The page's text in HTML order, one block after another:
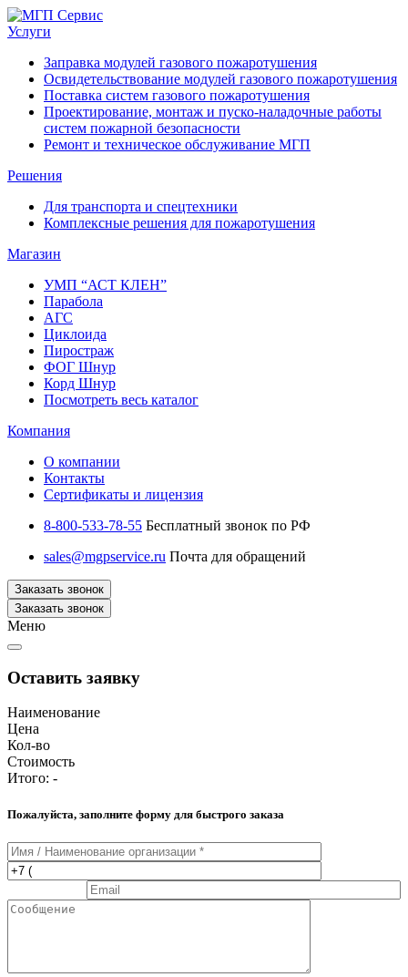
Услуги
Заправка модулей газового пожаротушения
Освидетельствование модулей газового пожаротушения
Поставка систем газового пожаротушения
Проектирование, монтаж и пуско-наладочные работы
систем пожарной безопасности
Ремонт и техническое обслуживание МГП
Решения
Для транспорта и спецтехники
Комплексные решения для пожаротушения
Магазин
УМП “АСТ КЛЕН”
Парабола
АГС
Циклоида
Пиростраж
ФОГ Шнур
Корд Шнур
Посмотреть весь каталог
Компания
О компании
Контакты
Сертификаты и лицензия
8-800-533-78-55 Бесплатный звонок по РФ
sales@mgpservice.ru Почта для обращений
Заказать звонок
Заказать звонок
Меню
Оставить заявку
Наименование
Цена
Кол-во
Стоимость
Итого: -
Пожалуйста, заполните форму для быстрого заказа